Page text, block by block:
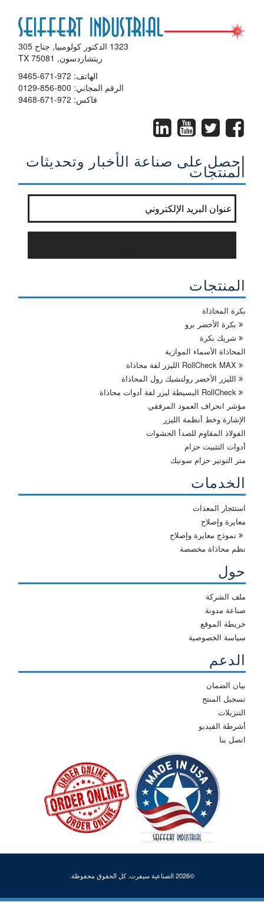
1323 الدكتور كولومبيا, جناح 305
ريتشاردسون, TX 75081
الهاتف:972-671-9465
الرقم المجاني: 800-856-0129
فاكس: 972-671-9468
احصل على صناعة الأخبار وتحديثات
المنتجات
إنضم إلى القائمة البريدية? *
المنتجات
بكرة المحاذاة
بكرة الأخضر برو
شريك بكرة
المحاذاة الأسماء الموازية
الليزر الأخضر رولتشيك رول المحاذاة
مؤشر انحراف العمود المرفقي
الإشارة وخط أنظمة الليزر
الفولاذ المقاوم للصدأ الحشوات
أدوات التثبيت حزام
متر التوتير حزام سونيك
الخدمات
استئجار المعدات
معايرة وإصلاح
نموذج معايرة وإصلاح
نظم محاذاة مخصصة
حول
ملف الشركة
صناعة مدونة
خريطة الموقع
سياسة الخصوصية
الدعم
بيان الضمان
تسجيل المنتج
التنزيلات
أشرطة الفيديو
اتصل بنا